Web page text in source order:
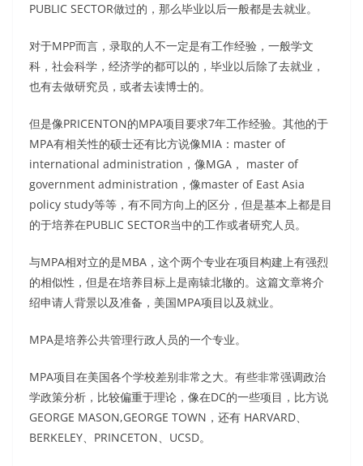
PUBLIC SECTOR做过的，那么毕业以后一般都是去就业。
对于MPP而言，录取的人不一定是有工作经验，一般学文
科，社会科学，经济学的都可以的，毕业以后除了去就业，
也有去做研究员，或者去读博士的。
但是像PRICENTON的MPA项目要求7年工作经验。其他的于
MPA有相关性的硕士还有比方说像MIA：master of
international administration，像MGA， master of
government administration，像master of East Asia
policy study等等，有不同方向上的区分，但是基本上都是目
的于培养在PUBLIC SECTOR当中的工作或者研究人员。
与MPA相对立的是MBA，这个两个专业在项目构建上有强烈
的相似性，但是在培养目标上是南辕北辙的。这篇文章将介
绍申请人背景以及准备，美国MPA项目以及就业。
MPA是培养公共管理行政人员的一个专业。
MPA项目在美国各个学校差别非常之大。有些非常强调政治
学政策分析，比较偏重于理论，像在DC的一些项目，比方说
GEORGE MASON,GEORGE TOWN，还有 HARVARD、
BERKELEY、PRINCETON、UCSD。